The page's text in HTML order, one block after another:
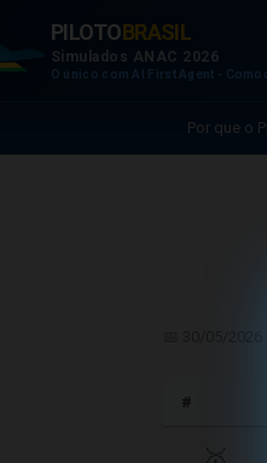
PILOTOBRASIL
Simulados ANAC 2026
O único com AI First Agent -
Por que o
📅 30/05/
#